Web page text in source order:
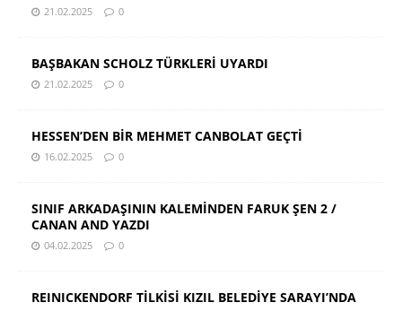
21.02.2025 0
BAŞBAKAN SCHOLZ TÜRKLERİ UYARDI
21.02.2025 0
HESSEN’DEN BİR MEHMET CANBOLAT GEÇTİ
16.02.2025 0
SINIF ARKADAŞININ KALEMİNDEN FARUK ŞEN 2 /
CANAN AND YAZDI
04.02.2025 0
REINICKENDORF TİLKİSİ KIZIL BELEDİYE SARAYI’NDA